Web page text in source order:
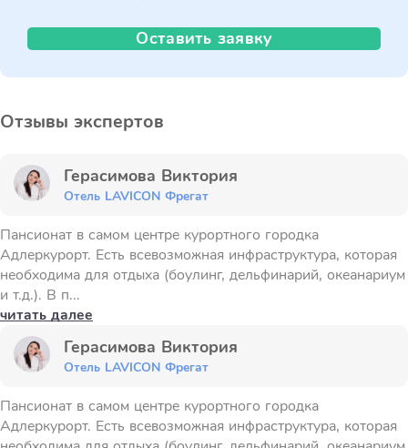
Оставить заявку
Отзывы экспертов
Герасимова Виктория
Отель LAVICON Фрегат
Пансионат в самом центре курортного городка
Адлеркурорт. Есть всевозможная инфраструктура, которая
необходима для отдыха (боулинг, дельфинарий, океанариум
и т.д.). В п...
читать далее
Герасимова Виктория
Отель LAVICON Фрегат
Пансионат в самом центре курортного городка
Адлеркурорт. Есть всевозможная инфраструктура, которая